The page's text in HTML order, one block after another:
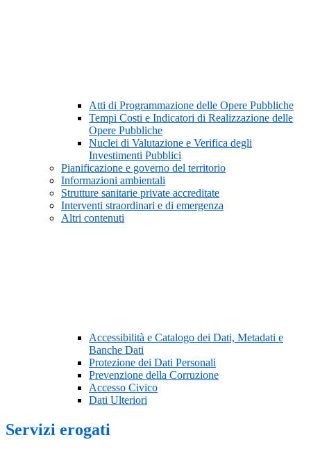
Atti di Programmazione delle Opere Pubbliche
Tempi Costi e Indicatori di Realizzazione delle
Opere Pubbliche
Nuclei di Valutazione e Verifica degli
Investimenti Pubblici
Pianificazione e governo del territorio
Informazioni ambientali
Strutture sanitarie private accreditate
Interventi straordinari e di emergenza
Altri contenuti
Accessibilità e Catalogo dei Dati, Metadati e
Banche Dati
Protezione dei Dati Personali
Prevenzione della Corruzione
Accesso Civico
Dati Ulteriori
Servizi erogati